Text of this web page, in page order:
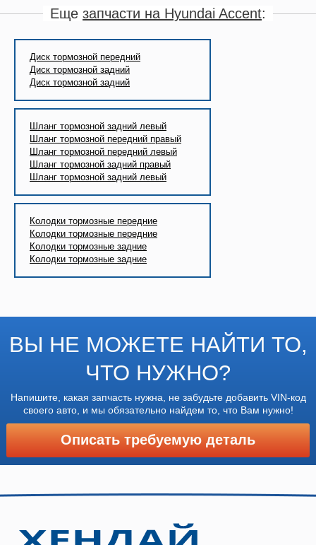
Еще запчасти на Hyundai Accent:
Диск тормозной передний
Диск тормозной задний
Диск тормозной задний
Шланг тормозной задний левый
Шланг тормозной передний правый
Шланг тормозной передний левый
Шланг тормозной задний правый
Шланг тормозной задний левый
Колодки тормозные передние
Колодки тормозные передние
Колодки тормозные задние
Колодки тормозные задние
ВЫ НЕ МОЖЕТЕ НАЙТИ ТО,
ЧТО НУЖНО?
Напишите, какая запчасть нужна, не забудьте добавить VIN-код
своего авто, и мы обязательно найдем то, что Вам нужно!
Описать требуемую деталь